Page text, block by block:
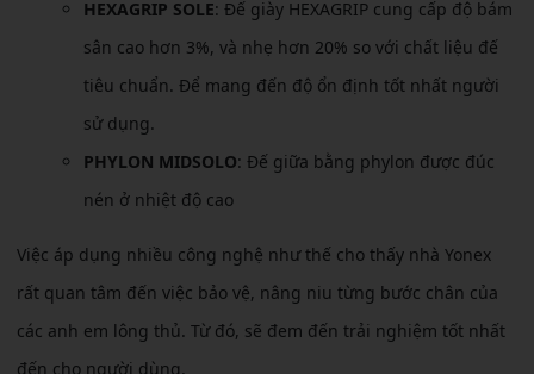
HEXAGRIP SOLE: Đế giày HEXAGRIP cung cấp độ bám
sân cao hơn 3%, và nhẹ hơn 20% so với chất liệu đế
tiêu chuẩn. Để mang đến độ ổn định tốt nhất người
sử dụng.
PHYLON MIDSOLO: Đế giữa bằng phylon được đúc
nén ở nhiệt độ cao
Việc áp dụng nhiều công nghệ như thế cho thấy nhà Yonex
rất quan tâm đến việc bảo vệ, nâng niu từng bước chân của
các anh em lông thủ. Từ đó, sẽ đem đến trải nghiệm tốt nhất
đến cho người dùng.